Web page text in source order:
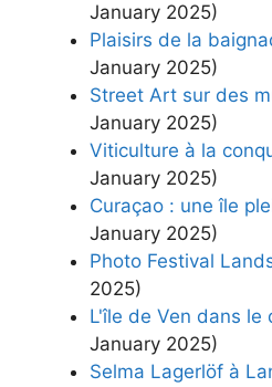
January 2025)
Plaisirs de la
January 2025)
Street Art sur des
January 2025)
Viticulture à la
January 2025)
Curaçao : une île
January 2025)
Photo Festival
2025)
L'île de Ven dans le
January 2025)
Selma Lagerlöf à